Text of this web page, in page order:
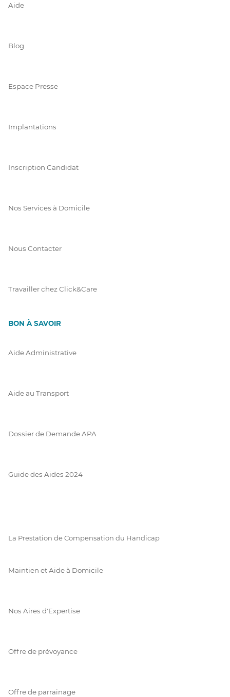
Aide
Blog
Espace Presse
Implantations
Inscription Candidat
Nos Services à Domicile
Nous Contacter
Travailler chez Click&Care
BON À SAVOIR
Aide Administrative
Aide au Transport
Dossier de Demande APA
Guide des Aides 2024
La Prestation de Compensation du Handicap
Maintien et Aide à Domicile
Nos Aires d'Expertise
Offre de prévoyance
Offre de parrainage